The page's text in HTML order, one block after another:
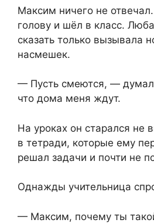
Максим ничего не
голову и шёл в класс.
сказать только вызывала
насмешек.
— Пусть смеются, —
что дома меня ждут.
На уроках он старался не
в тетради, которые ему
решал задачи и почти не
Однажды учительница
— Максим, почему ты